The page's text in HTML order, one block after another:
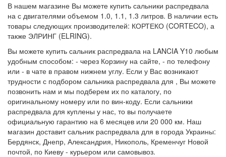
В нашем магазине Вы можете купить сальники распредвала
на с двигателями объемом 1.0, 1.1, 1.3 литров. В наличии есть
товары следующих производителей: КОРТЕКО (CORTECO), а
также ЭЛРИНГ (ELRING).
Вы можете купить сальник распредвала на LANCIA Y10 любым
удобным способом: - через Корзину на сайте, - по телефону
или - в чате в правом нижнем углу. Если у Вас возникают
трудности с подбором сальника распредвала для , Вы можете
позвонить нам и мы подберем их по каталогу, по
оригинальному номеру или по вин-коду. Если сальники
распредвала для куплены у нас, то вы получаете
официальную гарантию на 6 месяцев или 20 000 км. Наш
магазин доставит сальник распредвала для в города Украины:
Бердянск, Днепр, Александрия, Никополь, Кременчуг Новой
почтой, по Киеву - курьером или самовывоз.